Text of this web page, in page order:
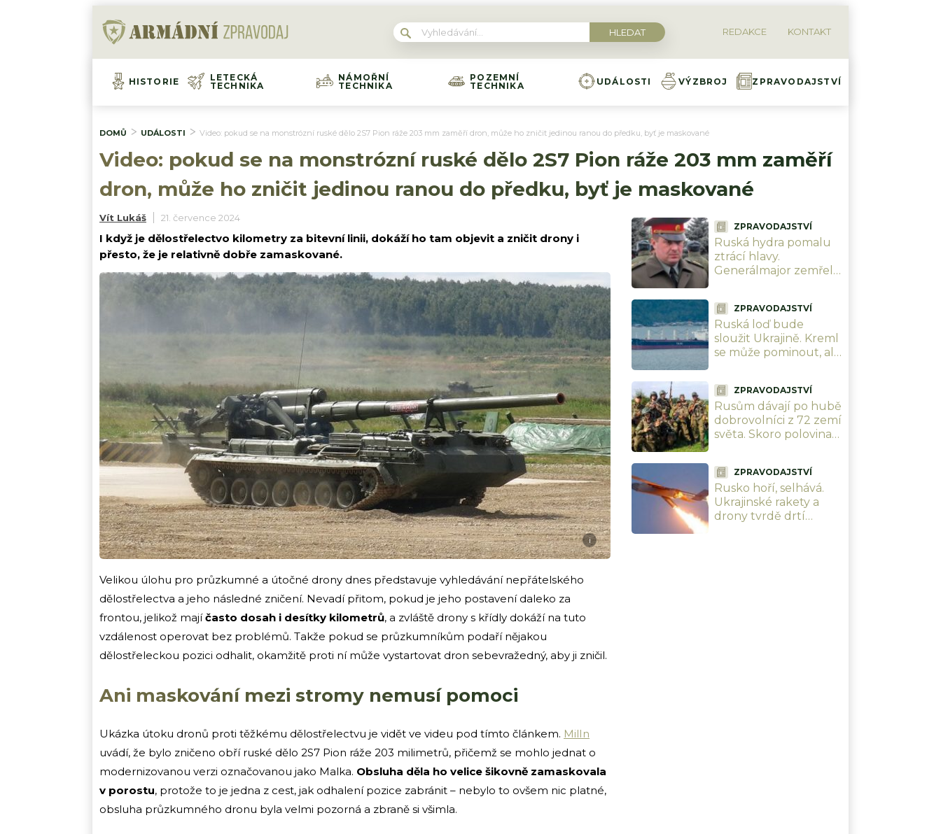
REDAKCE KONTAKT
HISTORIE
LETECKÁ
TECHNIKA
NÁMOŘNÍ
TECHNIKA
POZEMNÍ
TECHNIKA
UDÁLOSTI VÝZBROJ ZPRAVODAJSTVÍ
DOMŮ UDÁLOSTI Video: pokud se na monstrózní ruské dělo 2S7 Pion ráže 203 mm zaměří dron, může ho zničit jedinou ranou do předku, byť je maskované
Video: pokud se na monstrózní ruské dělo 2S7 Pion ráže 203 mm zaměří
dron, může ho zničit jedinou ranou do předku, byť je maskované
Vít Lukáš 21. července 2024
I když je dělostřelectvo kilometry za bitevní linii, dokáží ho tam objevit a zničit drony i
přesto, že je relativně dobře zamaskované.
i
Velikou úlohu pro průzkumné a útočné drony dnes představuje vyhledávání nepřátelského
dělostřelectva a jeho následné zničení. Nevadí přitom, pokud je jeho postavení daleko za
frontou, jelikož majíčasto dosah i desítky kilometrů, a zvláště drony s křídly dokáží na tuto
vzdálenost operovat bez problémů. Takže pokud se průzkumníkům podaří nějakou
dělostřeleckou pozici odhalit, okamžitě proti ní může vystartovat dron sebevražedný, aby ji zničil.
Ani maskování mezi stromy nemusí pomoci
Ukázka útoku dronů proti těžkému dělostřelectvu je vidět ve videu pod tímto článkem. MilIn
uvádí, že bylo zničeno obří ruské dělo 2S7 Pion ráže 203 milimetrů, přičemž se mohlo jednat o
modernizovanou verzi označovanou jako Malka. Obsluha děla ho velice šikovně zamaskovala
v porostu, protože to je jedna z cest, jak odhalení pozice zabránit – nebylo to ovšem nic platné,
obsluha průzkumného dronu byla velmi pozorná a zbraně si všimla.
ZPRAVODAJSTVÍ
Ruská hydra pomalu
ztrácí hlavy.
Generálmajor zemřel
restaurací, když slavil
narozeniny šéfa
vzdušných sil
ZPRAVODAJSTVÍ
Ruská loď bude
sloužit Ukrajině. Kreml
se může pominout, ale
ZPRAVODAJSTVÍ
Rusům dávají po hubě
dobrovolníci z 72 zemí
světa. Skoro polovina
ZPRAVODAJSTVÍ
Rusko hoří, selhává.
Ukrajinské rakety a
drony tvrdě drtí